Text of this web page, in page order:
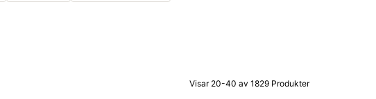
Visar 20-40 av 1829 Produkter